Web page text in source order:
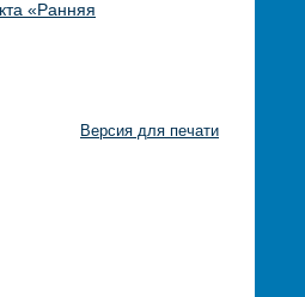
«Ранняя
Версия для печати